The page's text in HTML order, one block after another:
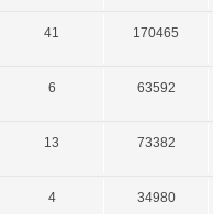
41 170465
6 63592
13 73382
4 34980